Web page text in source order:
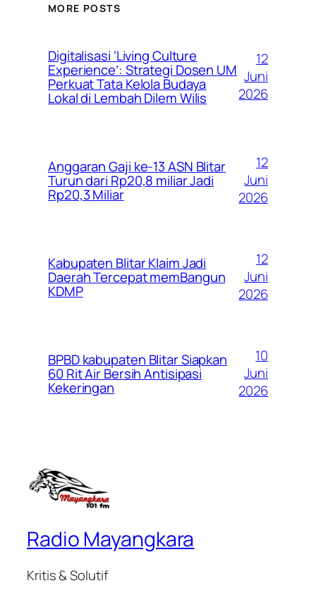
MORE POSTS
Digitalisasi ‘Living Culture
Experience’: Strategi Dosen UM
Perkuat Tata Kelola Budaya
Lokal di Lembah Dilem Wilis
12
Juni
2026
Anggaran Gaji ke-13 ASN Blitar
Turun dari Rp20,8 miliar Jadi
Rp20,3 Miliar
12
Juni
2026
Kabupaten Blitar Klaim Jadi
Daerah Tercepat memBangun
KDMP
12
Juni
2026
BPBD kabupaten Blitar Siapkan
60 Rit Air Bersih Antisipasi
Kekeringan
10
Juni
2026
Radio Mayangkara
Kritis & Solutif